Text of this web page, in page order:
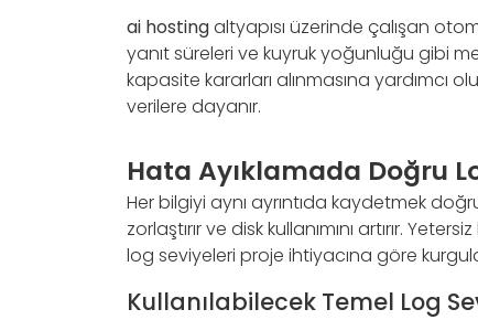
ai hostingaltyapısı üzerinde çalışan
yanıt süreleri ve kuyruk yoğunluğu gibi
kapasite kararları alınmasına yardımcı
verilere dayanır.
Hata Ayıklamada Doğru
Her bilgiyi aynı ayrıntıda kaydetmek
zorlaştırır ve disk kullanımını artırır.
log seviyeleri proje ihtiyacına göre
Kullanılabilecek Temel Log